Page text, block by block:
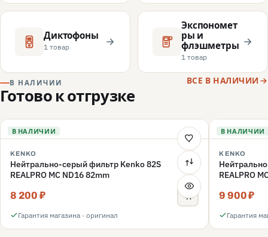
Диктофоны
1 товар
Экспономет
ры и
флэшметры
1 товар
В НАЛИЧИИ
Готово к отгрузке
ВСЕ В НАЛИЧИИ
В НАЛИЧИИ
KENKO
Нейтрально-серый фильтр Kenko 82S
REALPRO MC ND16 82mm
8 200 ₽
Гарантия магазина · оригинал
В НАЛИЧИИ
KENKO
REALPRO
9 900 ₽
Гарантия